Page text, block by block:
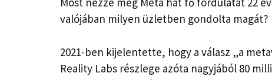
valójában milyen üzletben gondolta magát?
2021-ben kijelentette, hogy a válasz „a
Reality Labs részlege azóta nagyjából 80